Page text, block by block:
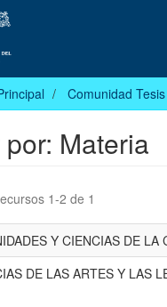
Comunidad Tesis
Materia
1-2 de 1
Y CIENCIAS DE LA
DE LAS ARTES Y LAS